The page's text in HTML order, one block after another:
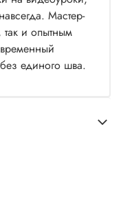
Мастер-
и опытным
единого шва.